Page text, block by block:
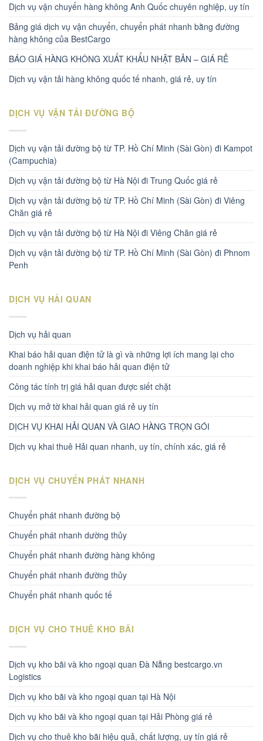
Dịch vụ vận chuyển hàng không Anh Quốc chuyên nghiệp, uy tín
Bảng giá dịch vụ vận chuyển, chuyển phát nhanh bằng đường
hàng không của BestCargo
BÁO GIÁ HÀNG KHÔNG XUẤT KHẨU NHẬT BẢN – GIÁ RẺ
Dịch vụ vận tải hàng không quốc tế nhanh, giá rẻ, uy tín
DỊCH VỤ VẬN TẢI ĐƯỜNG BỘ
Dịch vụ vận tải đường bộ từ TP. Hồ Chí Minh (Sài Gòn) đi Kampot
(Campuchia)
Dịch vụ vận tải đường bộ từ Hà Nội đi Trung Quốc giá rẻ
Dịch vụ vận tải đường bộ từ TP. Hồ Chí Minh (Sài Gòn) đi Viêng
Chăn giá rẻ
Dịch vụ vận tải đường bộ từ Hà Nội đi Viêng Chăn giá rẻ
Dịch vụ vận tải đường bộ từ TP. Hồ Chí Minh (Sài Gòn) đi Phnom
Penh
DỊCH VỤ HẢI QUAN
Dịch vụ hải quan
Khai báo hải quan điện tử là gì và những lợi ích mang lại cho
doanh nghiệp khi khai báo hải quan điện tử
Công tác tính trị giá hải quan được siết chặt
Dịch vụ mở tờ khai hải quan giá rẻ uy tín
DỊCH VỤ KHAI HẢI QUAN VÀ GIAO HÀNG TRỌN GÓI
Dịch vụ khai thuê Hải quan nhanh, uy tín, chính xác, giá rẻ
DỊCH VỤ CHUYỂN PHÁT NHANH
Chuyển phát nhanh đường bộ
Chuyển phát nhanh dường thủy
Chuyển phát nhanh đường hàng không
Chuyển phát nhanh đường thủy
Chuyển phát nhanh quốc tế
DỊCH VỤ CHO THUÊ KHO BÃI
Dịch vụ kho bãi và kho ngoại quan Đà Nẵng bestcargo.vn
Logistics
Dịch vụ kho bãi và kho ngoại quan tại Hà Nội
Dịch vụ kho bãi và kho ngoại quan tại Hải Phòng giá rẻ
Dịch vụ cho thuê kho bãi hiệu quả, chất lượng, uy tín giá rẻ